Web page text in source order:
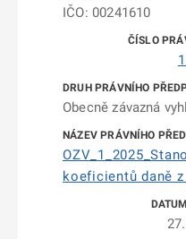
IČO: 00241610
Obecně závazná
koeficientů daně